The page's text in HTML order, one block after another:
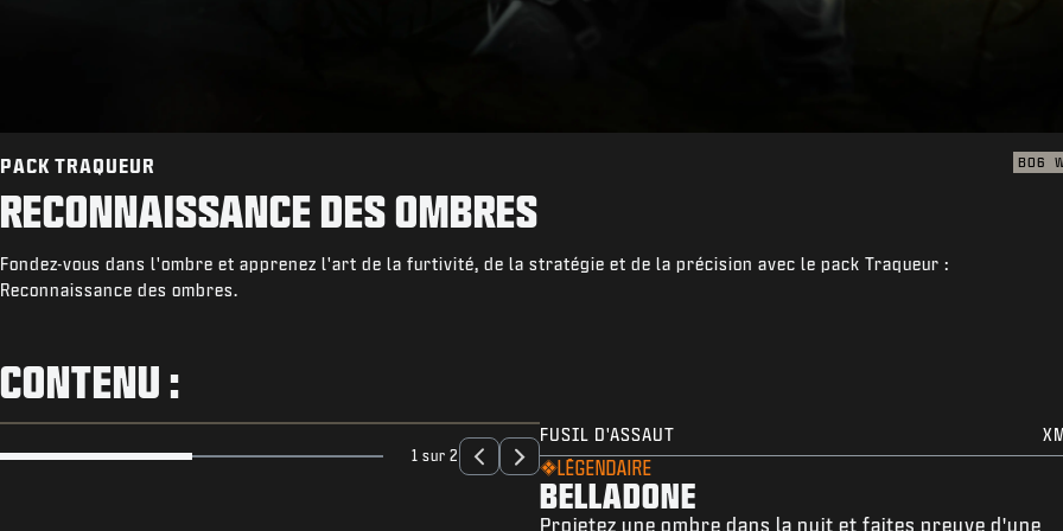
PACK TRAQUEUR BO6
RECONNAISSANCE DES OMBRES
Fondez-vous dans l'ombre et apprenez l'art de la furtivité, de la stratégie et de la précision avec le pack Traqueur :
Reconnaissance des ombres.
CONTENU :
1 sur 2
FUSIL D'ASSAUT
LÉGENDAIRE
BELLADONE
Projetez une ombre dans la nuit et faites preuve d'une